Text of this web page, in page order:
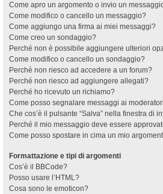
Come apro un argomento o invio un
Come modifico o cancello un messaggio?
Come aggiungo una firma ai miei messaggi?
Come creo un sondaggio?
Perché non è possibile aggiungere ulteriori
Come modifico o cancello un sondaggio?
Perché non riesco ad accedere a un forum?
Perché non riesco ad aggiungere allegati?
Perché ho ricevuto un richiamo?
Come posso segnalare messaggi ai
Che cos’è il pulsante “Salva” nella finestra di
Perché il mio messaggio deve essere
Come posso spostare in cima un mio
Formattazione e tipi di argomenti
Cos’è il BBCode?
Posso usare l’HTML?
Cosa sono le emoticon?